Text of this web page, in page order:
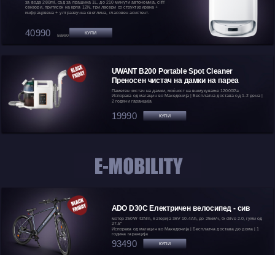
за вода 280ml, сад за прашина 1L, до 210 минути автономија, cliff
сензори, притисок на крпа 12N, три ласери со структурирана +
инфрацрвена + ултразвучна светлина, гласовен асистент.
40990 55990
КУПИ
UWANT B200 Portable Spot Cleaner
Преносен чистач на дамки на пареа
Паметен чистач на дамки, моќност на вшмукување 12000Pa
Испорака од магацин во Македонија | Бесплатна достава од 1-2 дена |
2 години гаранција
19990 КУПИ
ADO D30C Електричен велосипед - сив
мотор 250W 42Nm, батерија 36V 10.4Ah, до 25км/ч, G drive 2.0, гуми од
27.5"
Испорака од магацин во Македонија | Бесплатна достава до дома | 1
година гаранција
93490 КУПИ